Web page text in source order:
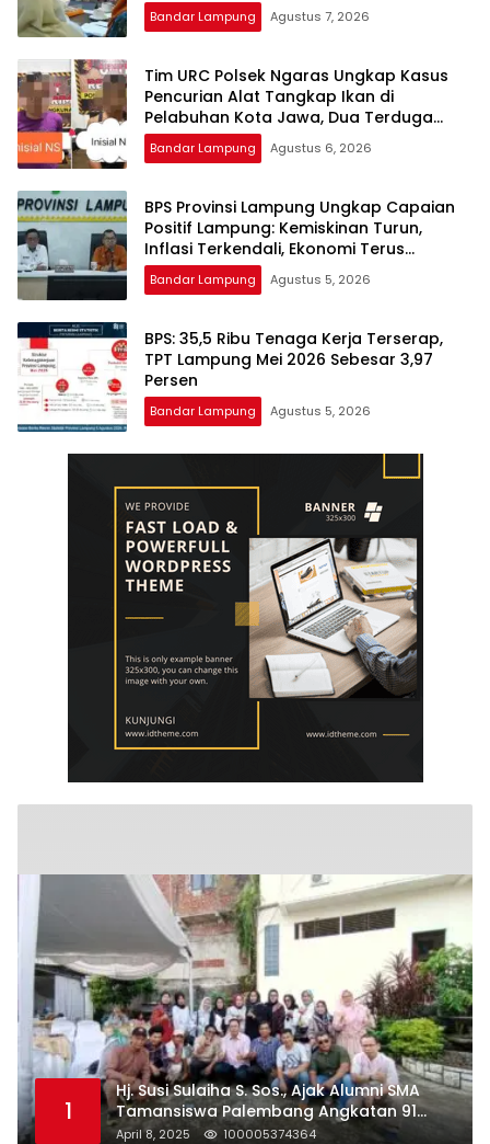
Bandar Lampung Agustus 7, 2026
Tim URC Polsek Ngaras Ungkap Kasus
Pencurian Alat Tangkap Ikan di
Pelabuhan Kota Jawa, Dua Terduga
Pelaku Diamankan.
Bandar Lampung Agustus 6, 2026
BPS Provinsi Lampung Ungkap Capaian
Positif Lampung: Kemiskinan Turun,
Inflasi Terkendali, Ekonomi Terus
Tumbuh
Bandar Lampung Agustus 5, 2026
BPS: 35,5 Ribu Tenaga Kerja Terserap,
TPT Lampung Mei 2026 Sebesar 3,97
Persen
Bandar Lampung Agustus 5, 2026
1
Hj. Susi Sulaiha S. Sos., Ajak Alumni SMA
Tamansiswa Palembang Angkatan 91
Halal Bihalal
April 8, 2025 100005374364